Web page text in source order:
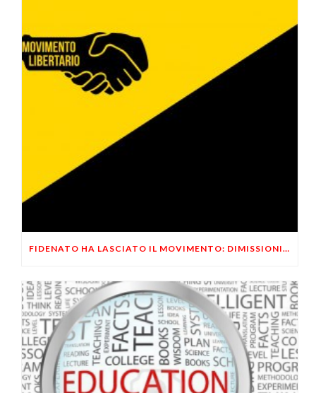
FIDENATO HA LASCIATO IL MOVIMENTO: DIMISSIONI ANNUNCIATE AD APRILE